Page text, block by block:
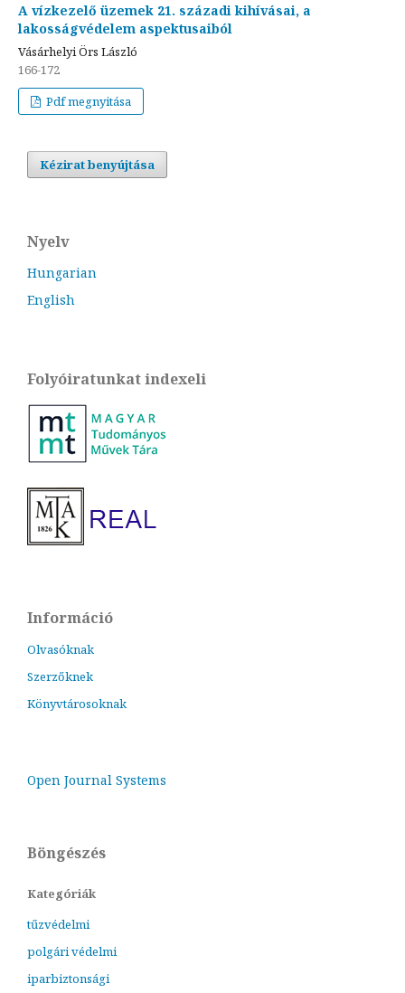
A vízkezelő üzemek 21. századi kihívásai, a
lakosságvédelem aspektusaiból
Vásárhelyi Örs László
166-172
Pdf megnyitása
Kézirat benyújtása
Nyelv
Hungarian
English
Folyóiratunkat indexeli
Információ
Olvasóknak
Szerzőknek
Könyvtárosoknak
Open Journal Systems
Böngészés
Kategóriák
tűzvédelmi
polgári védelmi
iparbiztonsági